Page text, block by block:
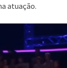
atuação.